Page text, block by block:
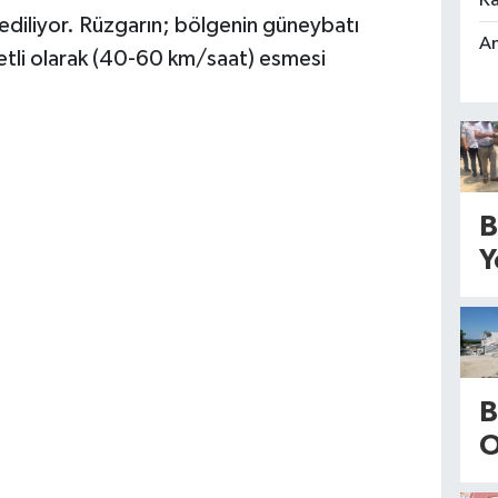
Rüzgarın; bölgenin güneybatı
olarak (40-60 km/saat) esmesi
t